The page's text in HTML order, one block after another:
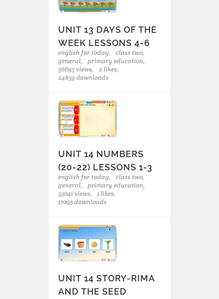
UNIT 13 DAYS OF THE
WEEK LESSONS 4-6
english for today,
class two,
general,
primary education,
56693 views,
2 likes,
24859 downloads
UNIT 14 NUMBERS
(20-22) LESSONS 1-3
english for today,
class two,
general,
primary education,
33041 views,
1 likes,
17095 downloads
UNIT 14 STORY-RIMA
AND THE SEED